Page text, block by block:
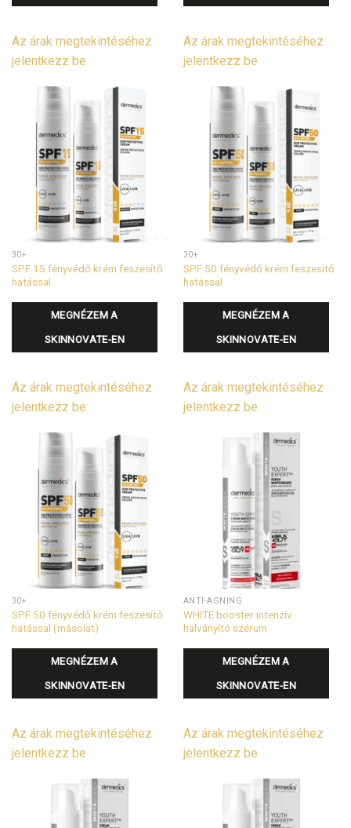
Az árak megtekintéséhez
jelentkezz be
Az árak megtekintéséhez
jelentkezz be
30+
SPF 15 fényvédő krém feszesítő
hatással
MEGNÉZEM A
SKINNOVATE-EN
Az árak megtekintéséhez
jelentkezz be
30+
SPF 50 fényvédő krém feszesítő
hatással
MEGNÉZEM A
SKINNOVATE-EN
Az árak megtekintéséhez
jelentkezz be
30+
SPF 50 fényvédő krém feszesítő
hatással (másolat)
MEGNÉZEM A
SKINNOVATE-EN
Az árak megtekintéséhez
jelentkezz be
ANTI-AGNING
WHITE booster intenzív
halványító szérum
MEGNÉZEM A
SKINNOVATE-EN
Az árak megtekintéséhez
jelentkezz be